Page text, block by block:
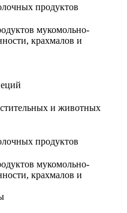
продуктов
мукомольно-
крахмалов и
и животных
продуктов
мукомольно-
крахмалов и